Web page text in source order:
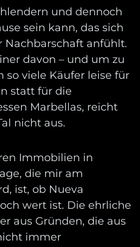
und dennoch
sein kann, das sich
anfühlt.
davon – und um zu
so viele Käufer leise für
statt für die
Marbellas, reicht
nicht aus.
Immobilien in
die mir am
ist, ob Nueva
wert ist. Die ehrliche
aus Gründen, die aus
immer